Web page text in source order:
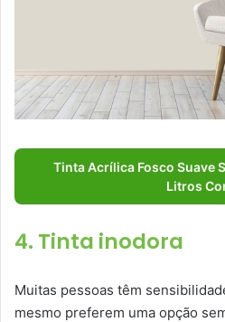
Tinta Acrílica Fosco Suave
Litros
4. Tinta inodora
Muitas pessoas têm
mesmo preferem uma opção